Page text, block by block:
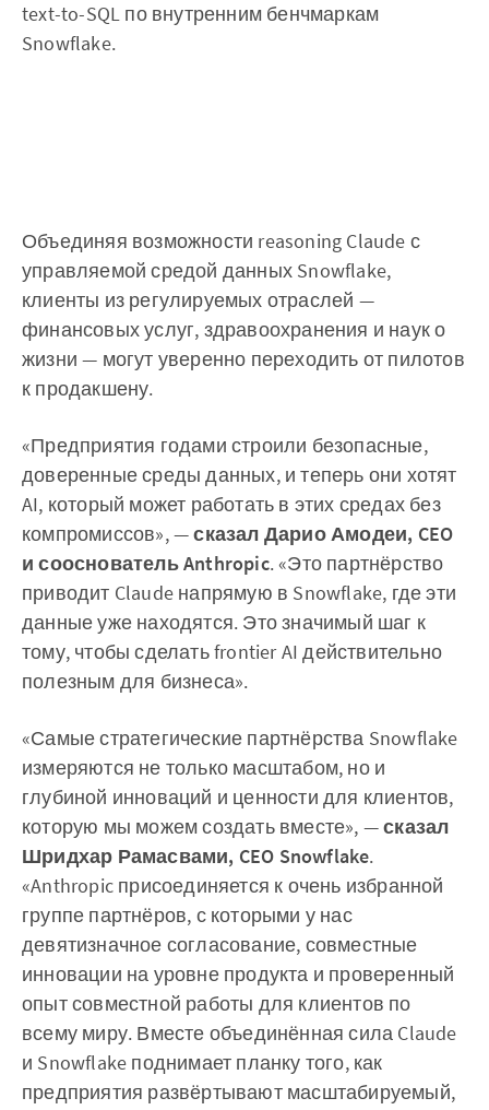
text-to-SQL по внутренним бенчмаркам
Snowflake.
Объединяя возможности reasoning Claude с
управляемой средой данных Snowflake,
клиенты из регулируемых отраслей —
финансовых услуг, здравоохранения и наук о
жизни — могут уверенно переходить от пилотов
к продакшену.
«Предприятия годами строили безопасные,
доверенные среды данных, и теперь они хотят
AI, который может работать в этих средах без
компромиссов», —сказал Дарио Амодеи, CEO
и сооснователь Anthropic. «Это партнёрство
приводит Claude напрямую в Snowflake, где эти
данные уже находятся. Это значимый шаг к
тому, чтобы сделать frontier AI действительно
полезным для бизнеса».
«Самые стратегические партнёрства Snowflake
измеряются не только масштабом, но и
глубиной инноваций и ценности для клиентов,
которую мы можем создать вместе», —сказал
Шридхар Рамасвами, CEO Snowflake.
«Anthropic присоединяется к очень избранной
группе партнёров, с которыми у нас
девятизначное согласование, совместные
инновации на уровне продукта и проверенный
опыт совместной работы для клиентов по
всему миру. Вместе объединённая сила Claude
и Snowflake поднимает планку того, как
предприятия развёртывают масштабируемый,